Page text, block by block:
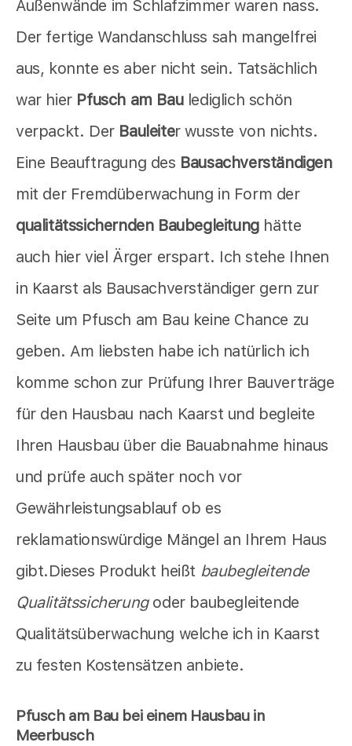
Außenwände im Schlafzimmer waren nass.
Der fertige Wandanschluss sah mangelfrei
aus, konnte es aber nicht sein. Tatsächlich
war hier Pfusch am Baulediglich schön
verpackt. Der Bauleiter wusste von nichts.
Eine Beauftragung des Bausachverständigen
mit der Fremdüberwachung in Form der
qualitätssichernden Baubegleitunghätte
auch hier viel Ärger erspart. Ich stehe Ihnen
in Kaarst als Bausachverständiger gern zur
Seite um Pfusch am Bau keine Chance zu
geben. Am liebsten habe ich natürlich ich
komme schon zur Prüfung Ihrer Bauverträge
für den Hausbau nach Kaarst und begleite
Ihren Hausbau über die Bauabnahme hinaus
und prüfe auch später noch vor
Gewährleistungsablauf ob es
reklamationswürdige Mängel an Ihrem Haus
gibt.Dieses Produkt heißt baubegleitende
Qualitätssicherung oder baubegleitende
Qualitätsüberwachung welche ich in Kaarst
zu festen Kostensätzen anbiete.
Pfusch am Bau bei einem Hausbau in
Meerbusch